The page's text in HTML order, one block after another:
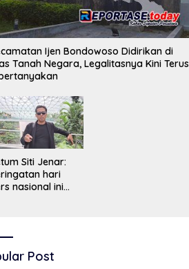
Ijen Bondowoso Didirikan di
Tanah Negara, Legalitasnya Kini Terus
Siti Jenar:
hari
nasional ini
pers dalam
dan
Post